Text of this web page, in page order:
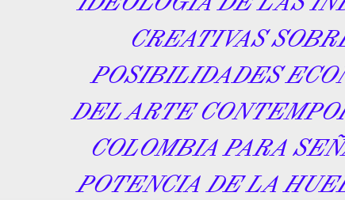
CREATIVAS
POSIBILIDADES
DEL ARTE
COLOMBIA PARA
POTENCIA DE LA